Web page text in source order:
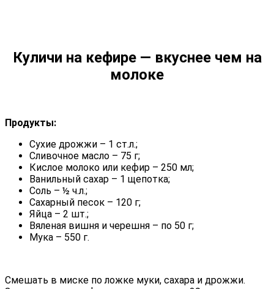
Куличи на кефире — вкуснее чем на
молоке
Продукты:
Сухие дрожжи – 1 ст.л.;
Сливочное масло – 75 г;
Кислое молоко или кефир – 250 мл;
Ванильный сахар – 1 щепотка;
Соль – ½ ч.л.;
Сахарный песок – 120 г;
Яйца – 2 шт.;
Вяленая вишня и черешня – по 50 г;
Мука – 550 г.
Смешать в миске по ложке муки, сахара и дрожжи.